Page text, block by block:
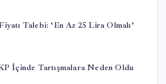
Talebi: ‘En Az 25 Lira Olmalı’
İçinde Tartışmalara Neden Oldu